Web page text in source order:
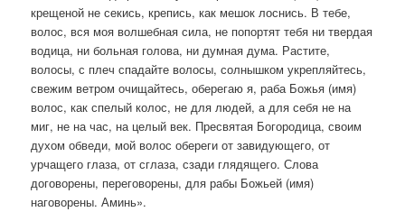
крещеной не секись, крепись, как мешок лоснись. В тебе,
волос, вся моя волшебная сила, не попортят тебя ни твердая
водица, ни больная голова, ни думная дума. Растите,
волосы, с плеч спадайте волосы, солнышком укрепляйтесь,
свежим ветром очищайтесь, оберегаю я, раба Божья (имя)
волос, как спелый колос, не для людей, а для себя не на
миг, не на час, на целый век. Пресвятая Богородица, своим
духом обведи, мой волос обереги от завидующего, от
урчащего глаза, от сглаза, сзади глядящего. Слова
договорены, переговорены, для рабы Божьей (имя)
наговорены. Аминь».